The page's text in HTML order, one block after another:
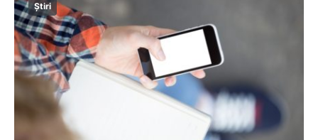
Știri